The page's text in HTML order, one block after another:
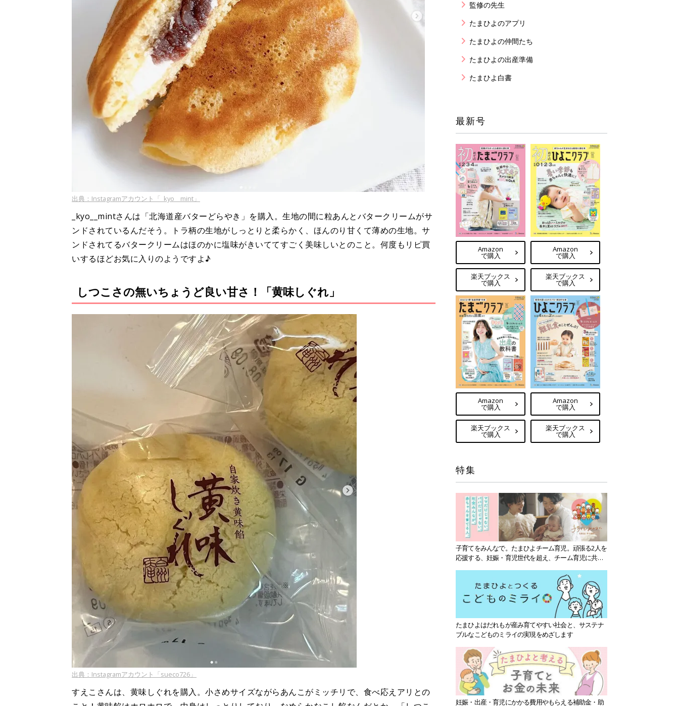
出典：Instagramアカウント「_kyo__mint」
_kyo__mintさんは「北海道産バターどらやき」を購入。生地の間に粒あんとバタークリームがサ
ンドされているんだそう。トラ柄の生地がしっとりと柔らかく、ほんのり甘くて薄めの生地。サ
ンドされてるバタークリームはほのかに塩味がきいててすごく美味しいとのこと。何度もリピ買
いするほどお気に入りのようですよ♪
しつこさの無いちょうど良い甘さ！「黄味しぐれ」
出典：Instagramアカウント「sueco726」
すえこさんは、黄味しぐれを購入。小さめサイズながらあんこがミッチリで、食べ応えアリとの
監修の先生
たまひよのアプリ
たまひよの仲間たち
たまひよの出産準備
たまひよ白書
最新号
Amazon
で購入
楽天ブックス
で購入
Amazon
で購入
楽天ブックス
で購入
Amazon
で購入
楽天ブックス
で購入
Amazon
で購入
楽天ブックス
で購入
特集
子育てをみんなで。たまひよチーム育児。頑張る2人を
応援する、妊娠・育児世代を超え、チーム育児に共感
たまひよはだれもが産み育てやすい社会と、サステナ
ブルなこどものミライの実現をめざします
妊娠・出産・育児にかかる費用やもらえる補助金・助